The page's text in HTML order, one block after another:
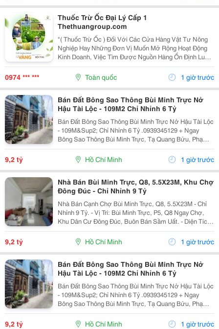
Thuốc Trừ Ốc Đại Lý Cấp 1
Thethuangroup.com
"( Thuốc Trừ Ốc ) Đối Với Các Cửa Hàng Vật Tư Nông
Nghiệp Hay Những Đơn Vị Muốn Mở Rộng Hoạt Động
Kinh Doanh, Việc Tìm Được Nguồn Hàng Ổn Định Luôn
Là Yếu Tố Quan Trọng Hàng Đầu. Không Chỉ Ảnh Hưởng
Đến Giá Nhập, Nguồn Cung Mà Còn Quyết Định Khả
Năng...
0974 *** *** Toàn quốc 1 giờ trước
Bán Đất Bông Sao Thông Bùi Minh Trực Nở
Hậu Tài Lộc - 109M2 Chỉ Nhỉnh 6 Tỷ
Bán Đất Bông Sao Thông Bùi Minh Trực Nở Hậu Tài Lộc
- 109M&Sup2; Chỉ Nhỉnh 6 Tỷ .0939345129 + Ngay
Bông Sao Thông Bùi Minh Trực, Tạ Quang Bửu, Phạm
Thế Hiển, Liên Tỉnh 5... + Tiện Ích: Gần Chợ Nhị Thiên
Đường, Trường Học Các Cấp, Bến Xe Q8......
9,2 tỷ Hồ Chí Minh 1 giờ trước
Nhà Bán Bùi Minh Trực, Q8, 5.5X23M, Khu Chợ
Đông Đúc - Chỉ Nhỉnh 9 Tỷ
Nhà Bán Cạnh Chợ Bùi Minh Trực, Q8, 5.5X23M - Chỉ
Nhỉnh 9 Tỷ. - Vị Trí: Bùi Minh Trực, P5, Q8 Ngay Chợ,
Khu Dân Cư Đông Đúc, Buôn Bán Sầm Uất. - Diện Tích:
5.5 X 23M Siêu Rộng, Thoáng Mát. Kết Cấu: 1 Trệt 1
Lầu, 5 Phòng Ngủ, Sân Siêu Rộng,...
9,2 tỷ Hồ Chí Minh 1 giờ trước
Bán Đất Bông Sao Thông Bùi Minh Trực Nở
Hậu Tài Lộc - 109M2 Chỉ Nhỉnh 6 Tỷ
Bán Đất Bông Sao Thông Bùi Minh Trực Nở Hậu Tài Lộc
- 109M&Sup2; Chỉ Nhỉnh 6 Tỷ .0939345129 + Ngay
Bông Sao Thông Bùi Minh Trực, Tạ Quang Bửu, Phạm
Thế Hiển, Liên Tỉnh 5... + Tiện Ích: Gần Chợ Nhị Thiên
Đường, Trường Học Các Cấp, Bến Xe Q8......
9,2 tỷ Hồ Chí Minh 1 giờ trước